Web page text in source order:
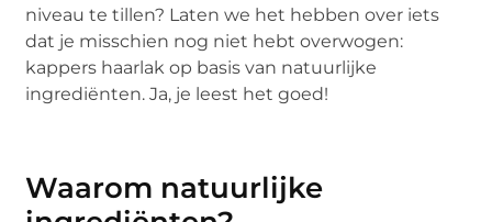
niveau te tillen? Laten we het hebben over iets
dat je misschien nog niet hebt overwogen:
kappers haarlak op basis van natuurlijke
ingrediënten. Ja, je leest het goed!
Waarom natuurlijke